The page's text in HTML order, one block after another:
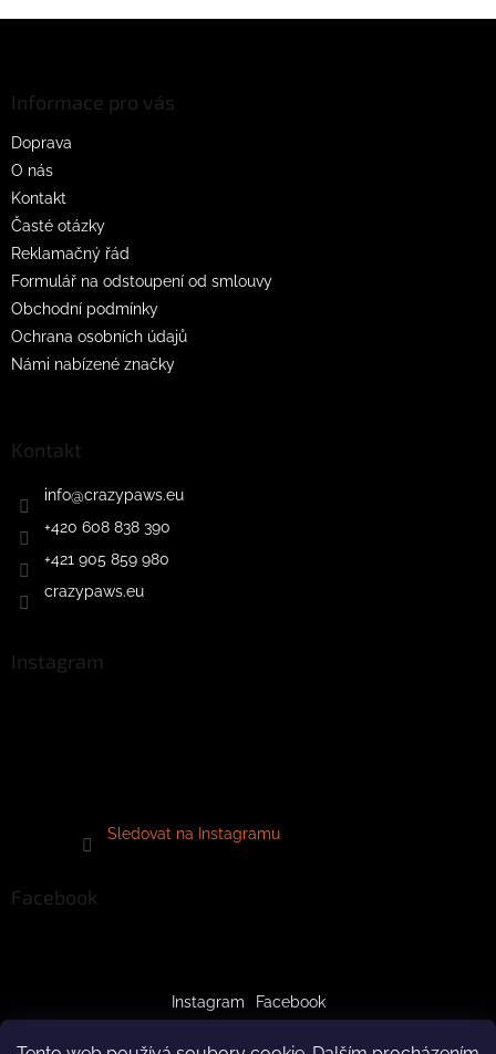
Informace pro vás
Doprava
O nás
Kontakt
Časté otázky
Reklamačný řád
Formulář na odstoupení od smlouvy
Obchodní podmínky
Ochrana osobních údajů
Námi nabízené značky
Kontakt
info@crazypaws.eu
+420 608 838 390
+421 905 859 980
crazypaws.eu
Instagram
Sledovat na Instagramu
Facebook
Instagram Facebook